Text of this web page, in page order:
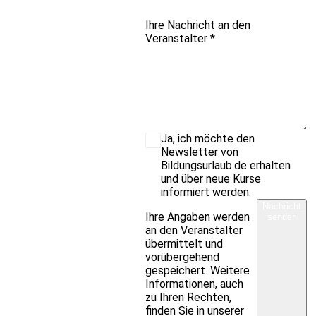
Ihre Nachricht an den
Veranstalter *
Ja, ich möchte den
Newsletter von
Bildungsurlaub.de erhalten
und über neue Kurse
informiert werden.
Ihre Angaben werden
an den Veranstalter
übermittelt und
vorübergehend
gespeichert. Weitere
Informationen, auch
zu Ihren Rechten,
finden Sie in unserer